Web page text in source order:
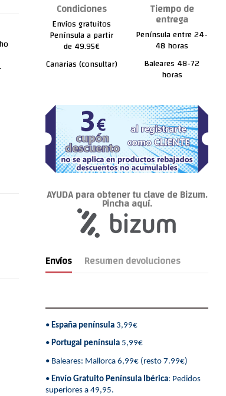
Condiciones
Envíos gratuitos
Península a partir
de 49.95€
Canarias (consultar)
Tiempo de
entrega
Península entre 24-
48 horas
Baleares 48-72
horas
AYUDA para obtener tu clave de Bizum.
Pincha aquí.
Envíos Resumen devoluciones
• España península3,99€
• Portugal península5,99€
• Baleares: Mallorca 6,99€ (resto 7.99€)
• Envío Gratuito Península Ibérica: Pedidos
superiores a 49,95.